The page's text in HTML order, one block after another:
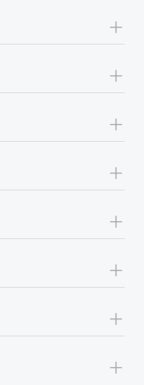
+
+
+
+
+
+
+
+